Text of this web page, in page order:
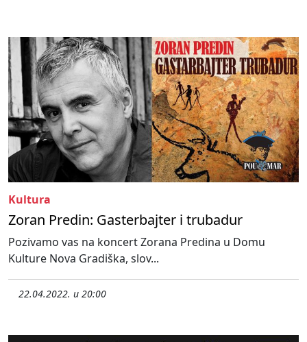
Kultura
Zoran Predin: Gasterbajter i trubadur
Pozivamo vas na koncert Zorana Predina u Domu
Kulture Nova Gradiška, slov...
22.04.2022. u 20:00